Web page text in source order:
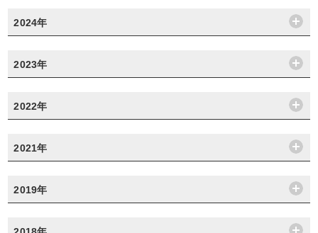
2024年
2023年
2022年
2021年
2019年